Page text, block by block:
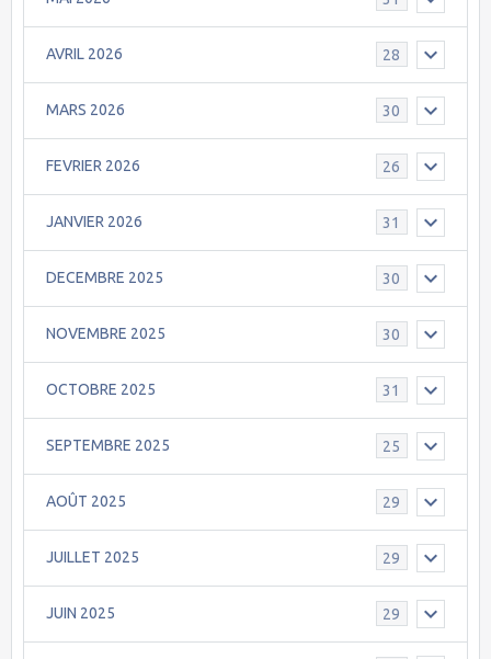
AVRIL 2026 28
MARS 2026 30
FEVRIER 2026 26
JANVIER 2026 31
DECEMBRE 2025 30
NOVEMBRE 2025 30
OCTOBRE 2025 31
SEPTEMBRE 2025 25
AOÛT 2025 29
JUILLET 2025 29
JUIN 2025 29